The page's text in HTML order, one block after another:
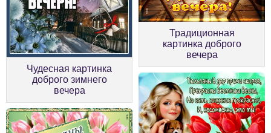
Чудесная картинка
доброго зимнего
вечера
Традиционная
картинка доброго
вечера